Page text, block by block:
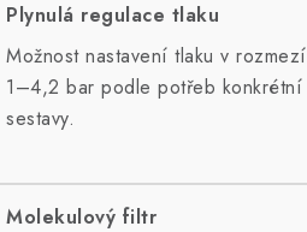
Plynulá regulace tlaku
Možnost nastavení tlaku v rozmezí
1–4,2 bar podle potřeb konkrétní
sestavy.
Molekulový filtr